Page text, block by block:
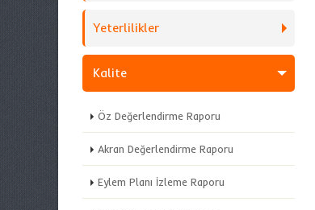
Yeterlilikler
Kalite
Öz Değerlendirme Raporu
Akran Değerlendirme Raporu
Eylem Planı İzleme Raporu